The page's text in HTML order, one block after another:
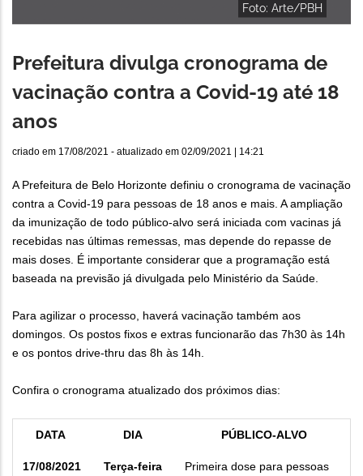
Foto: Arte/PBH
Prefeitura divulga cronograma de
vacinação contra a Covid-19 até 18
anos
criado em 17/08/2021 - atualizado em 02/09/2021 | 14:21
A Prefeitura de Belo Horizonte definiu o cronograma de vacinação
contra a Covid-19 para pessoas de 18 anos e mais. A ampliação
da imunização de todo público-alvo será iniciada com vacinas já
recebidas nas últimas remessas, mas depende do repasse de
mais doses. É importante considerar que a programação está
baseada na previsão já divulgada pelo Ministério da Saúde.
Para agilizar o processo, haverá vacinação também aos
domingos. Os postos fixos e extras funcionarão das 7h30 às 14h
e os pontos drive-thru das 8h às 14h.
Confira o cronograma atualizado dos próximos dias:
DATA DIA PÚBLICO-ALVO
17/08/2021 Terça-feira
Primeira dose para pessoas